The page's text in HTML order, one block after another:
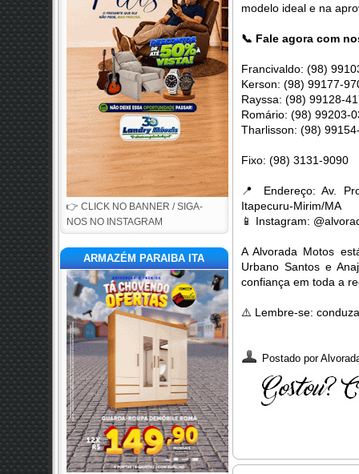
👉 CLICK NO BANNER / SIGA-
NOS NO INSTAGRAM
ARMAZÉM PARAIBA ITA
modelo ideal e na
📞 Fale agora com
Francivaldo: (98)
Kerson: (98) 99177-
Rayssa: (98) 99128-
Romário: (98) 99203-
Tharlisson: (98)
Fixo: (98) 3131-9090
📍
Endereço: Av.
Itapecuru-Mirim/MA
📱
Instagram:
A Alvorada Motos
Urbano Santos e
confiança em toda a
⚠️ Lembre-se:
Postado por